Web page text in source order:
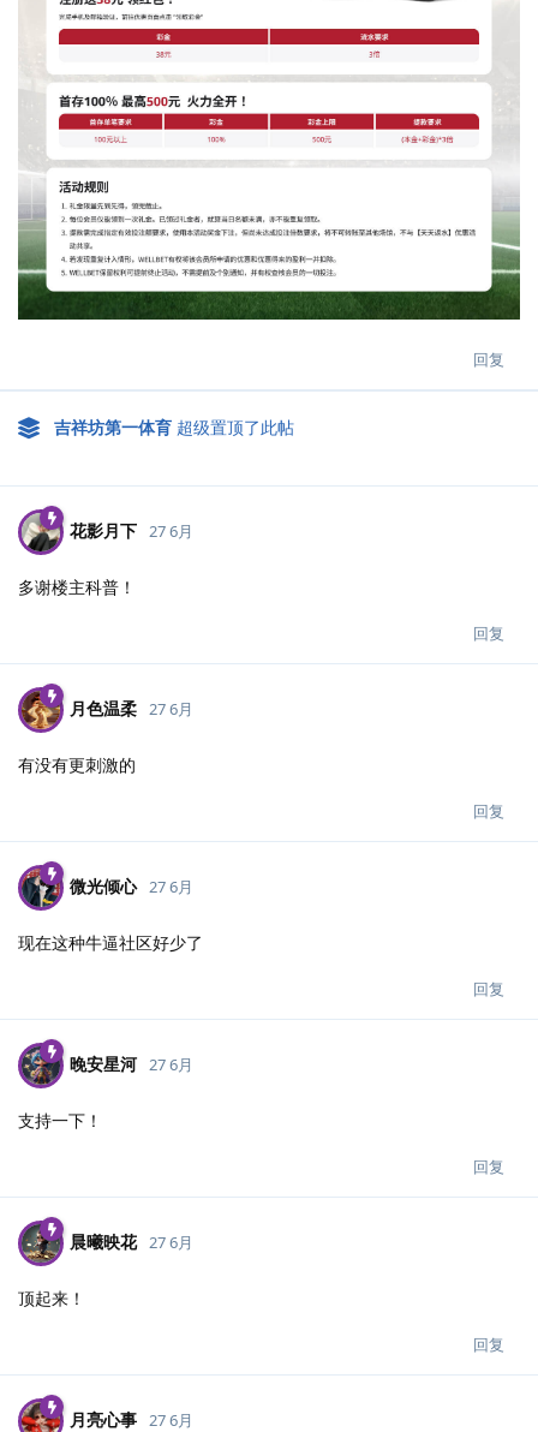
回复
吉祥坊第一体育 超级置顶了此帖
花影月下 27 6月
多谢楼主科普！
回复
月色温柔 27 6月
有没有更刺激的
回复
微光倾心 27 6月
现在这种牛逼社区好少了
回复
晚安星河 27 6月
支持一下！
回复
晨曦映花 27 6月
顶起来！
回复
月亮心事 27 6月